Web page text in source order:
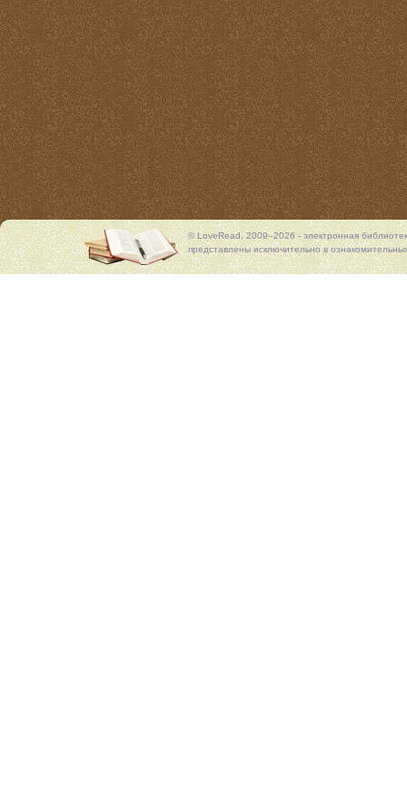
© LoveRead, 2009–2026 - электронная
представлены исключительно в